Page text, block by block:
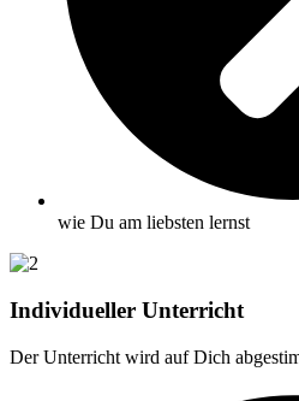
wie Du am liebsten lernst
Individueller Unterricht
Der Unterricht wird auf Dich